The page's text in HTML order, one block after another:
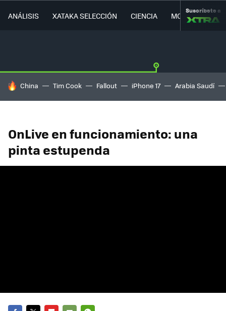
ANÁLISIS XATAKA SELECCIÓN CIENCIA MOVILIDAD
Suscríbete a
HOY SE HABLA DE
China Tim Cook Fallout iPhone 17 Arabia Saudí
OnLive en funcionamiento: una
pinta estupenda